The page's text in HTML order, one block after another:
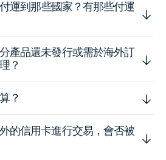
運到那些國家？有那些付運
產品還未發行或需於海外訂
？
？
的信用卡進行交易，會否被